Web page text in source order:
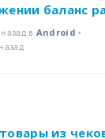
баланс
в Android •
из